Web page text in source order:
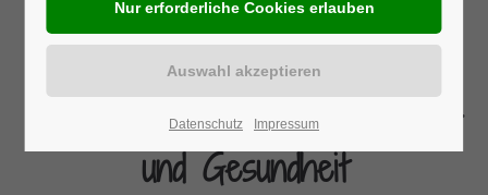
ROHRISOLIERUNG IM
SANITÄRBEREICH
Eine Investition in Nachhaltigkeit
und Gesundheit
Datenschutz Impressum